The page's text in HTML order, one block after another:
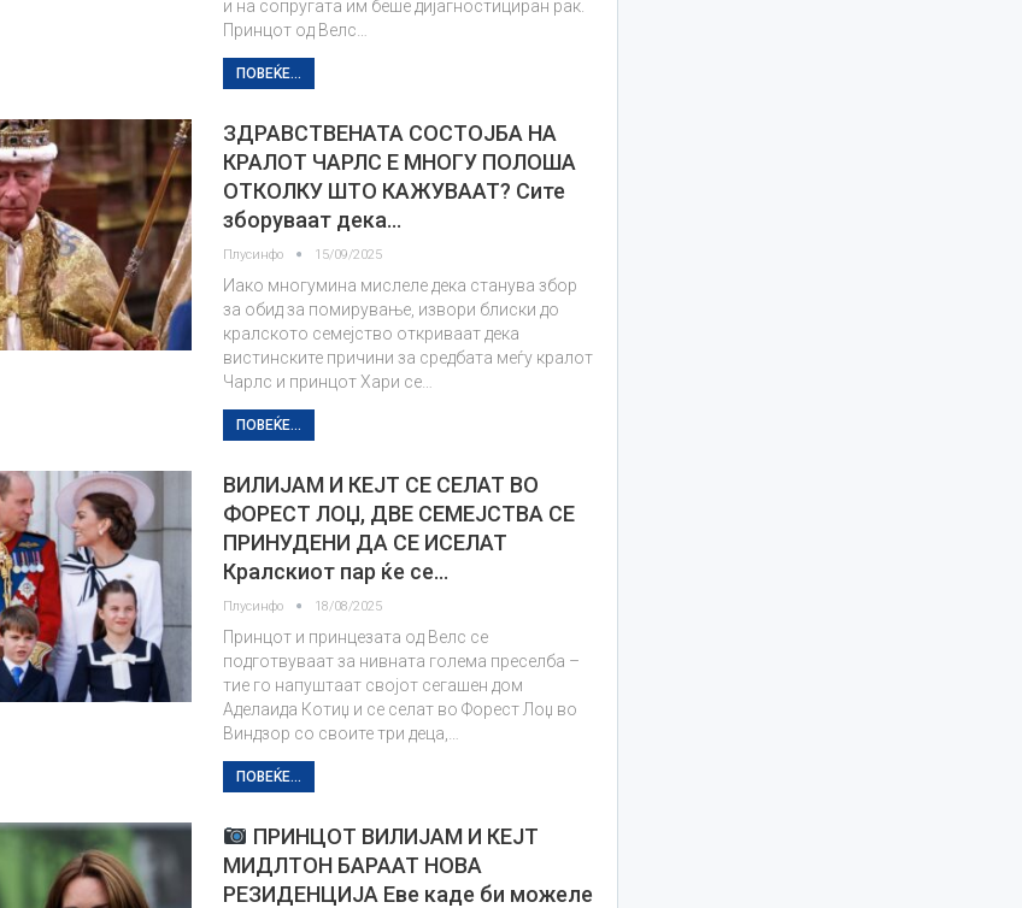
и на сопругата им беше дијагностициран рак.
Принцот од Велс…
ПОВЕЌЕ...
ЗДРАВСТВЕНАТА СОСТОЈБА НА
КРАЛОТ ЧАРЛС Е МНОГУ ПОЛОША
ОТКОЛКУ ШТО КАЖУВААТ? Сите
зборуваат дека…
Плусинфо 15/09/2025
Иако многумина мислеле дека станува збор
за обид за помирување, извори блиски до
кралското семејство откриваат дека
вистинските причини за средбата меѓу кралот
Чарлс и принцот Хари се…
ПОВЕЌЕ...
ВИЛИЈАМ И КЕЈТ СЕ СЕЛАТ ВО
ФОРЕСТ ЛОЏ, ДВЕ СЕМЕЈСТВА СЕ
ПРИНУДЕНИ ДА СЕ ИСЕЛАТ
Кралскиот пар ќе се…
Плусинфо 18/08/2025
Принцот и принцезата од Велс се
подготвуваат за нивната голема преселба –
тие го напуштаат својот сегашен дом
Аделаида Котиџ и се селат во Форест Лоџ во
Виндзор со своите три деца,…
ПОВЕЌЕ...
ПРИНЦОТ ВИЛИЈАМ И КЕЈТ
МИДЛТОН БАРААТ НОВА
РЕЗИДЕНЦИЈА Еве каде би можеле